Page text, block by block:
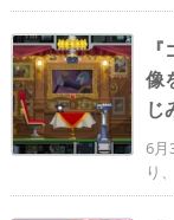
像
じ
6月
り